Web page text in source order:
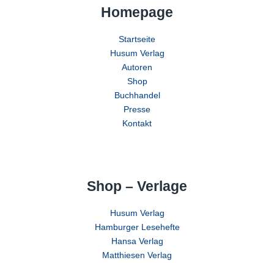
Homepage
Startseite
Husum Verlag
Autoren
Shop
Buchhandel
Presse
Kontakt
Shop – Verlage
Husum Verlag
Hamburger Lesehefte
Hansa Verlag
Matthiesen Verlag